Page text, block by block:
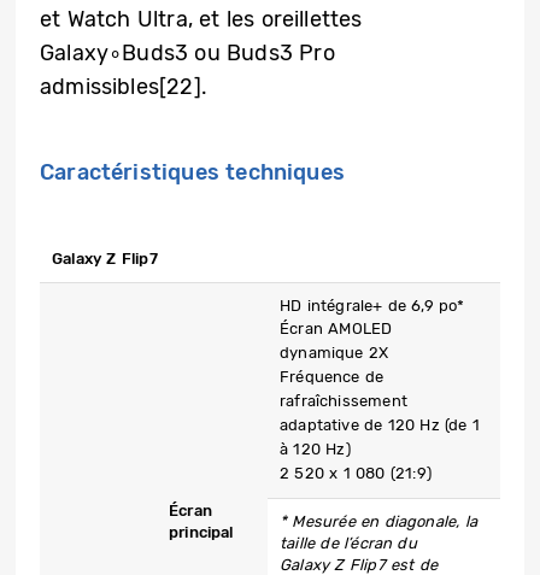
et Watch Ultra, et les oreillettes
Galaxy∘Buds3 ou Buds3 Pro
admissibles[22].
Caractéristiques techniques
​Galaxy Z Flip7
Écran
principal
HD intégrale+ de 6,9 po*
Écran AMOLED
dynamique 2X
Fréquence de
rafraîchissement
adaptative de 120 Hz (de 1
à 120 Hz)
2 520 x 1 080 (21:9)
* Mesurée en diagonale, la
taille de l’écran du
Galaxy Z Flip7 est de